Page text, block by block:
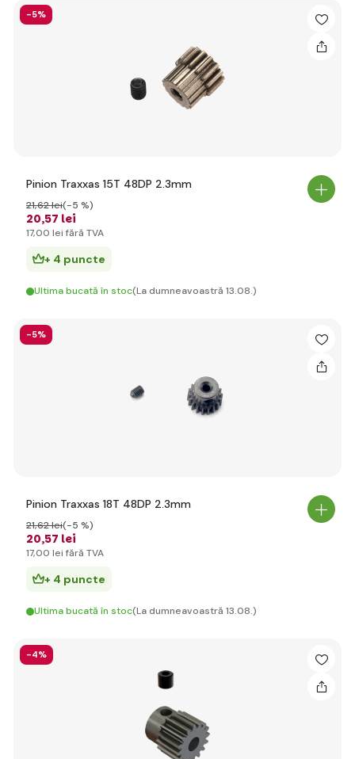
-5%
Pinion Traxxas 15T 48DP 2.3mm
20,57 lei
21,62 lei(-5 %)
17,00 lei fără TVA
+ 4 puncte
Ultima bucată în stoc(La dumneavoastră 13.08.)
-5%
Pinion Traxxas 18T 48DP 2.3mm
20,57 lei
21,62 lei(-5 %)
17,00 lei fără TVA
+ 4 puncte
Ultima bucată în stoc(La dumneavoastră 13.08.)
-4%